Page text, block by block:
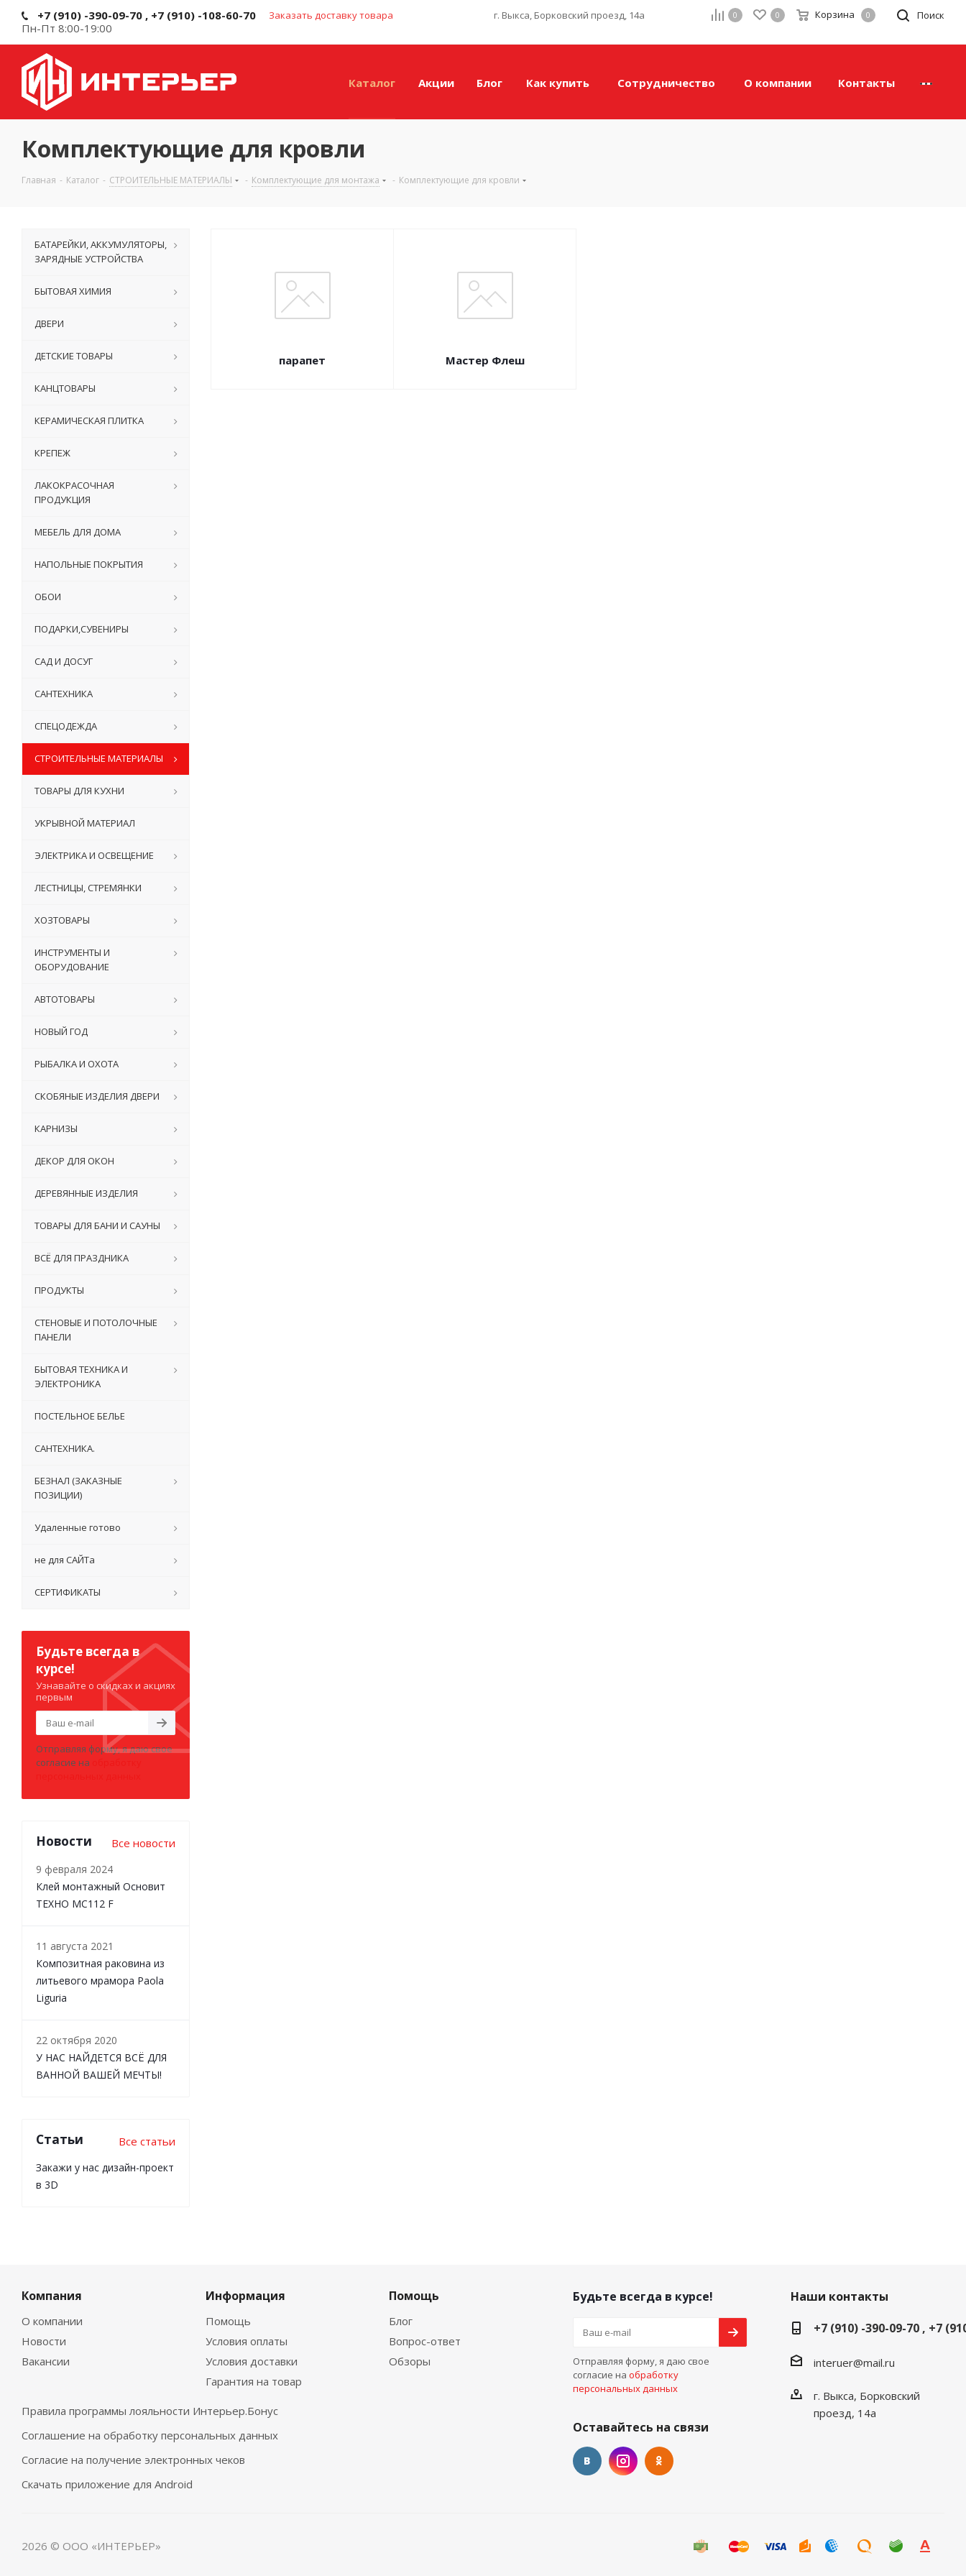
+7 (910) -390-09-70 , +7 (910) -108-60-70 Заказать доставку товара
Пн-Пт 8:00-19:00
г. Выкса, Борковский проезд, 14а Поиск
0 0 Корзина 0
Каталог Акции Блог Как купить Сотрудничество О компании Контакты
Комплектующие для кровли
Главная - Каталог - СТРОИТЕЛЬНЫЕ МАТЕРИАЛЫ - Комплектующие для монтажа - Комплектующие для кровли
парапет Мастер Флеш
БАТАРЕЙКИ, АККУМУЛЯТОРЫ,
ЗАРЯДНЫЕ УСТРОЙСТВА
БЫТОВАЯ ХИМИЯ
ДВЕРИ
ДЕТСКИЕ ТОВАРЫ
КАНЦТОВАРЫ
КЕРАМИЧЕСКАЯ ПЛИТКА
КРЕПЕЖ
ЛАКОКРАСОЧНАЯ
ПРОДУКЦИЯ
МЕБЕЛЬ ДЛЯ ДОМА
НАПОЛЬНЫЕ ПОКРЫТИЯ
ОБОИ
ПОДАРКИ,СУВЕНИРЫ
САД И ДОСУГ
САНТЕХНИКА
СПЕЦОДЕЖДА
СТРОИТЕЛЬНЫЕ МАТЕРИАЛЫ
ТОВАРЫ ДЛЯ КУХНИ
УКРЫВНОЙ МАТЕРИАЛ
ЭЛЕКТРИКА И ОСВЕЩЕНИЕ
ЛЕСТНИЦЫ, СТРЕМЯНКИ
ХОЗТОВАРЫ
ИНСТРУМЕНТЫ И
ОБОРУДОВАНИЕ
АВТОТОВАРЫ
НОВЫЙ ГОД
РЫБАЛКА И ОХОТА
СКОБЯНЫЕ ИЗДЕЛИЯ ДВЕРИ
КАРНИЗЫ
ДЕКОР ДЛЯ ОКОН
ДЕРЕВЯННЫЕ ИЗДЕЛИЯ
ТОВАРЫ ДЛЯ БАНИ И САУНЫ
ВСЁ ДЛЯ ПРАЗДНИКА
ПРОДУКТЫ
СТЕНОВЫЕ И ПОТОЛОЧНЫЕ
ПАНЕЛИ
БЫТОВАЯ ТЕХНИКА И
ЭЛЕКТРОНИКА
ПОСТЕЛЬНОЕ БЕЛЬЕ
САНТЕХНИКА.
БЕЗНАЛ (ЗАКАЗНЫЕ
ПОЗИЦИИ)
Удаленные готово
не для САЙТа
СЕРТИФИКАТЫ
Будьте всегда в
курсе!
Узнавайте о скидках и акциях
первым
Отправляя форму, я даю свое
согласие на
Новости Все новости
9 февраля 2024
Клей монтажный Основит
ТЕХНО MC112 F
11 августа 2021
Композитная раковина из
литьевого мрамора Paola
Liguria
22 октября 2020
У НАС НАЙДЕТСЯ ВСЁ ДЛЯ
ВАННОЙ ВАШЕЙ МЕЧТЫ!
Статьи Все статьи
Закажи у нас дизайн-проект
в 3D
Компания
О компании
Новости
Вакансии
Информация
Помощь
Условия оплаты
Условия доставки
Гарантия на товар
Помощь
Блог
Вопрос-ответ
Обзоры
Правила программы лояльности Интерьер.Бонус
Соглашение на обработку персональных данных
Согласие на получение электронных чеков
Скачать приложение для Android
Будьте всегда в курсе!
Отправляя форму, я даю свое
согласие на обработку
персональных данных
Оставайтесь на связи
Наши контакты
+7 (910) -390-09-70 , +7
interuer@mail.ru
г. Выкса, Борковский
проезд, 14а
2026 © ООО «ИНТЕРЬЕР»